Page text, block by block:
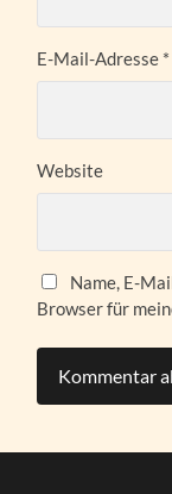
E-Mail-Adresse *
Website
Name, E-
Browser für